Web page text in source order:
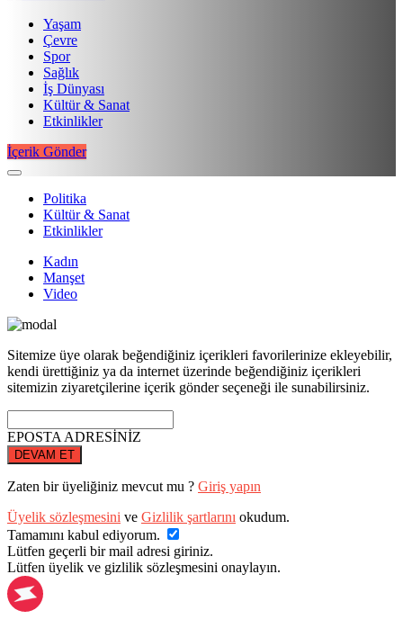
Yaşam
Çevre
Spor
Sağlık
İş Dünyası
Kültür & Sanat
Etkinlikler
İçerik Gönder
Politika
Kültür & Sanat
Etkinlikler
Kadın
Manşet
Video
Sitemize üye olarak beğendiğiniz içerikleri favorilerinize ekleyebilir,
kendi ürettiğiniz ya da internet üzerinde beğendiğiniz içerikleri
sitemizin ziyaretçilerine içerik gönder seçeneği ile sunabilirsiniz.
EPOSTA ADRESİNİZ
DEVAM ET
Zaten bir üyeliğiniz mevcut mu ? Giriş yapın
Üyelik sözleşmesini ve Gizlilik şartlarını okudum.
Tamamını kabul ediyorum.
Lütfen geçerli bir mail adresi giriniz.
Lütfen üyelik ve gizlilik sözleşmesini onaylayın.